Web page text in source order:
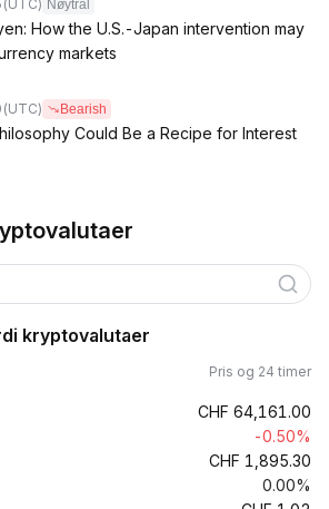
(UTC) Nøytral
How the U.S.-Japan intervention may
markets
(UTC) Bearish
Could Be a Recipe for Interest
kryptovalutaer
Pris og 24 timer
CHF 64,161.00
-0.50%
CHF 1,895.30
0.00%